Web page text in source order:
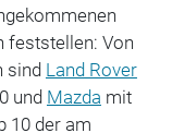
feststellen: Von
sind Land Rover
und Mazda mit
10 der am